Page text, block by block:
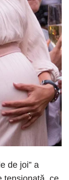
de joi” a